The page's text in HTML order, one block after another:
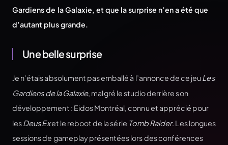
Gardiens de la Galaxie, et que la surprise n’en a été que
d’autant plus grande.
Une belle surprise
Je n’étais absolument pas emballé à l’annonce de ce jeu Les
Gardiens de la Galaxie, malgré le studio derrière son
développement : Eidos Montréal, connu et apprécié pour
lesDeus Exet le reboot de la série Tomb Raider. Les longues
sessions de gameplay présentées lors des conférences